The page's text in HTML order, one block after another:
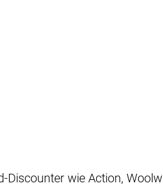
Discounter wie Action,